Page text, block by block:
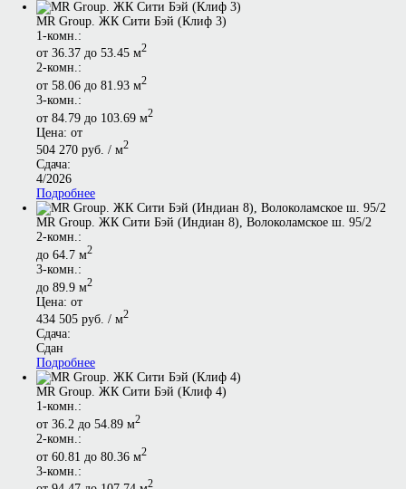
MR Group. ЖК Сити Бэй (Клиф 3)
1-комн.:
от 36.37 до 53.45 м2
2-комн.:
от 58.06 до 81.93 м2
3-комн.:
от 84.79 до 103.69 м2
Цена: от
504 270 руб. / м2
Сдача:
4/2026
Подробнее
MR Group. ЖК Сити Бэй (Индиан 8), Волоколамское ш. 95/2
2-комн.:
до 64.7 м2
3-комн.:
до 89.9 м2
Цена: от
434 505 руб. / м2
Сдача:
Сдан
Подробнее
MR Group. ЖК Сити Бэй (Клиф 4)
1-комн.:
от 36.2 до 54.89 м2
2-комн.:
от 60.81 до 80.36 м2
3-комн.:
2